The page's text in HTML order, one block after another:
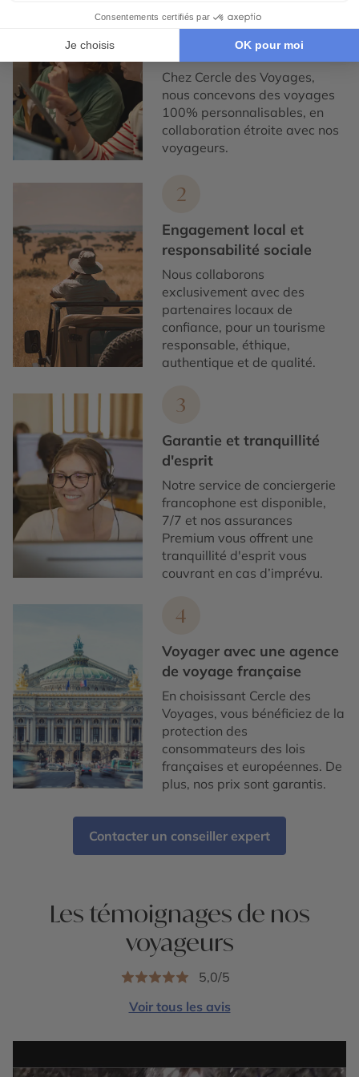
Expertise et co-
construction
Chez Cercle des Voyages,
nous concevons des voyages
100% personnalisables, en
collaboration étroite avec nos
voyageurs.
2
Engagement local et
responsabilité sociale
Nous collaborons
exclusivement avec des
partenaires locaux de
confiance, pour un tourisme
responsable, éthique,
authentique et de qualité.
3
Garantie et tranquillité
d'esprit
Notre service de conciergerie
francophone est disponible,
7/7 et nos assurances
Premium vous offrent une
tranquillité d'esprit vous
couvrant en cas d’imprévu.
4
Voyager avec une agence
de voyage française
En choisissant Cercle des
Voyages, vous bénéficiez de la
protection des
consommateurs des lois
françaises et européennes. De
plus, nos prix sont garantis.
Contacter un conseiller expert
Les témoignages de nos
voyageurs
5,0/5
Voir tous les avis